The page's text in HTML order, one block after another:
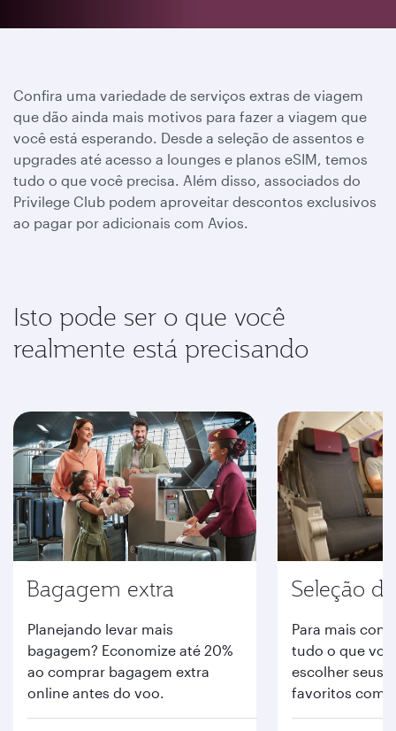
Confira uma variedade de serviços extras de viagem
que dão ainda mais motivos para fazer a viagem que
você está esperando. Desde a seleção de assentos e
upgrades até acesso a lounges e planos eSIM, temos
tudo o que você precisa. Além disso, associados do
Privilege Club podem aproveitar descontos exclusivos
ao pagar por adicionais com Avios.
Isto pode ser o que você
realmente está precisando
Bagagem extra
Planejando levar mais
bagagem? Economize até 20%
ao comprar bagagem extra
online antes do voo.
Seleção
Para mais
tudo o que
escolher seus
favoritos com